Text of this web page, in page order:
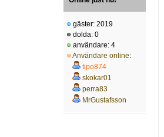
gäster: 2019
dolda: 0
användare: 4
Användare online:
tipo874
skokar01
perra83
MrGustafsson